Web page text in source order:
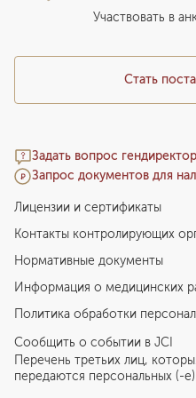
Медицинский туризм
Стать
Задать вопрос
Запрос документов для
Участвовать в
Лицензии и сертификаты
Контакты контролирующих
Нормативные документы
Информация о медицинских
Политика обработки
Сообщить о событии в JCI
Перечень третьих лиц,
передаются персональных (-